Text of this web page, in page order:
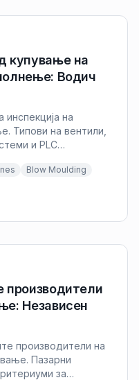
купување на
Водич
на
Типови на вентили,
и PLC
Blow Moulding
производители
Независен
производители на
Пазарни
за